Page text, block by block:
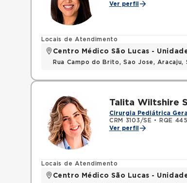
Ver perfil
Locais de Atendimento
Centro Médico São Lucas -
Rua Campo do Brito, Sao Jose, Aracaju,
Talita Wiltshire
Cirurgia Pediátrica Geral
CRM 3103/SE •
RQE
Ver perfil
Locais de Atendimento
Centro Médico São Lucas -